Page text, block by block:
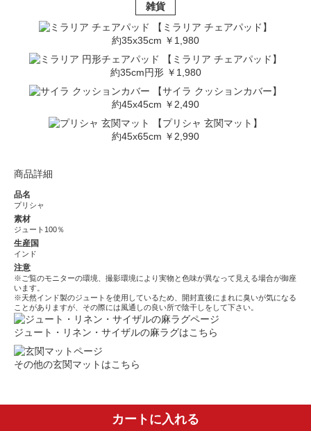
雑貨
【ミラリア チェアパッド】
約35x35cm ￥1,980
【ミラリア チェアパッド】
約35cm円形 ￥1,980
【サイラ クッションカバー】
約45x45cm ￥2,490
【プリシャ 玄関マット】
約45x65cm ￥2,990
商品詳細
品名
プリシャ
素材
ジュート100％
生産国
インド
注意
※ご覧のモニターの環境、撮影環境により実物と色味が異なって見える場合が御座
います。
※天然インド製のジュートを使用しているため、開封直後にまれに臭いが気になる
ことがありますが、その際には風通しの良い所で陰干しをして下さい。
ジュート・リネン・サイザルの麻ラグはこちら
その他の玄関マットはこちら
カートに入れる